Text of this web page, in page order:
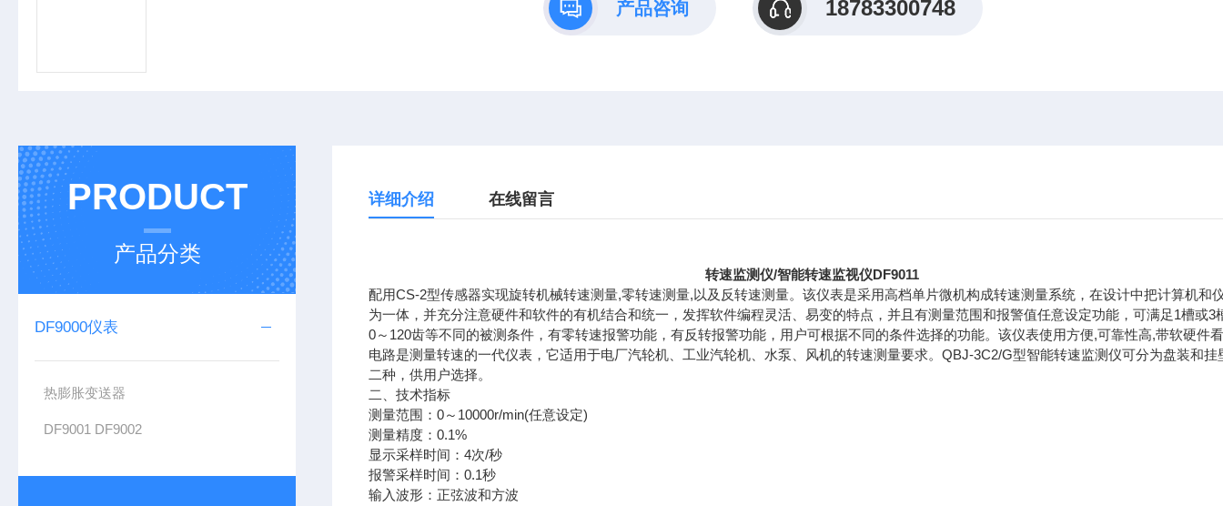
产品咨询 18783300748
PRODUCT
产品分类
DF9000仪表
热膨胀变送器
DF9001 DF9002
详细介绍 在线留言
转速监测仪/智能转速监视仪DF9011
配用CS-2型传感器实现旋转机械转速测量,零转速测量,以及反转速测量。该仪表是采用高档单片微机构成转速测量系统，在设计中把计算机和
为一体，并充分注意硬件和软件的有机结合和统一，发挥软件编程灵活、易变的特点，并且有测量范围和报警值任意设定功能，可满足1槽或3
0～120齿等不同的被测条件，有零转速报警功能，有反转报警功能，用户可根据不同的条件选择的功能。该仪表使用方便,可靠性高,带软硬件
电路是测量转速的一代仪表，它适用于电厂汽轮机、工业汽轮机、水泵、风机的转速测量要求。QBJ-3C2/G型智能转速监测仪可分为盘装和挂
二种，供用户选择。
二、技术指标
测量范围：0～10000r/min(任意设定)
测量精度：0.1%
显示采样时间：4次/秒
报警采样时间：0.1秒
输入波形：正弦波和方波